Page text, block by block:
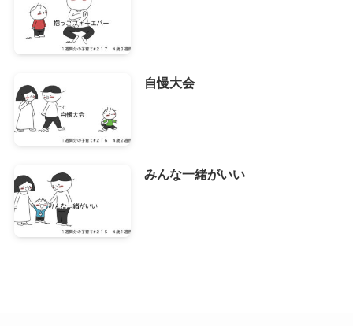
自慢大会
みんな一緒がいい